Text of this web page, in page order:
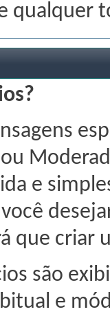
qualquer
e
que criar
são
e